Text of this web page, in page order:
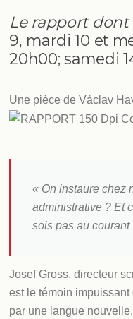
Le rapport dont
9, mardi 10 et
20h00; samedi
Une pièce de Václav
« On instaure chez
administrative ? Et
sois pas au
Josef Gross, directeur
est le témoin impuissant
par une langue